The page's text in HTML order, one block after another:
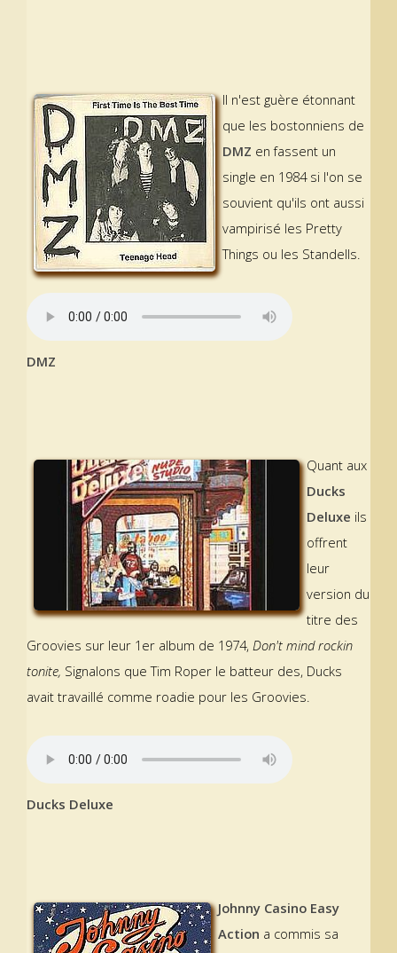
Il n'est guère étonnant
que les bostonniens de
DMZ en fassent un
single en 1984 si l'on se
souvient qu'ils ont aussi
vampirisé les Pretty
Things ou les Standells.
DMZ
Quant aux
Ducks
Deluxe ils
offrent
leur
version du
titre des
Groovies sur leur 1er album de 1974, Don't mind rockin
tonite, Signalons que Tim Roper le batteur des, Ducks
avait travaillé comme roadie pour les Groovies.
Ducks Deluxe
Johnny Casino Easy
Action a commis sa